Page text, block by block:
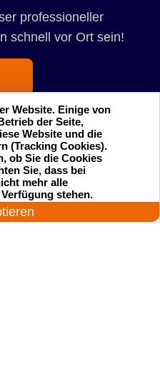
professioneller
schnell vor Ort sein!
Einsatzgebiete
Preise
Website. Einige von
der Seite,
Website und die
(Tracking Cookies).
ob Sie die Cookies
Sie, dass bei
mehr alle
stehen.